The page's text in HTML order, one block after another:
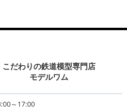
こだわりの鉄道模型専門店
モデルワム
～17:00